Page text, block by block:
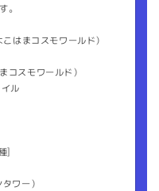
。
はまコスモワールド）
コスモワールド）
ル
]
ワー）